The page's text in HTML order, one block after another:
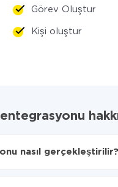
Görev Oluştur
Kişi oluştur
nasıl gerçekleştirilir?